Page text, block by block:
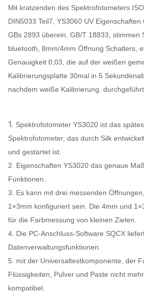
Mit kratzenden des Spektrofotometers
DIN5033 Teil7, YS3060 UV Eigenschaften
GBs 2893 überein, GB/T 18833, stimmen
bluetooth, 8mm/4mm Öffnung Schalters,
Genauigkeit 0,03, die auf der weißen
Kalibrierungsplatte 30mal in 5
nachdem weiße Kalibrierung.
1. Spektrofotometer YS3020 ist das
Spektrofotometer, das durch Silk
und gestartet ist.
2. Eigenschaften YS3020 das genaue
Funktionen.
3. Es kann mit drei messenden
1×3mm konfiguriert sein. Die 4mm und
für die Farbmessung von kleinen Zielen.
4. Die PC-Anschluss-Software SQCX
Datenverwaltungsfunktionen.
5. mit der Universaltestkomponente, der
Flüssigkeiten, Pulver und Paste nicht
kompatibel.